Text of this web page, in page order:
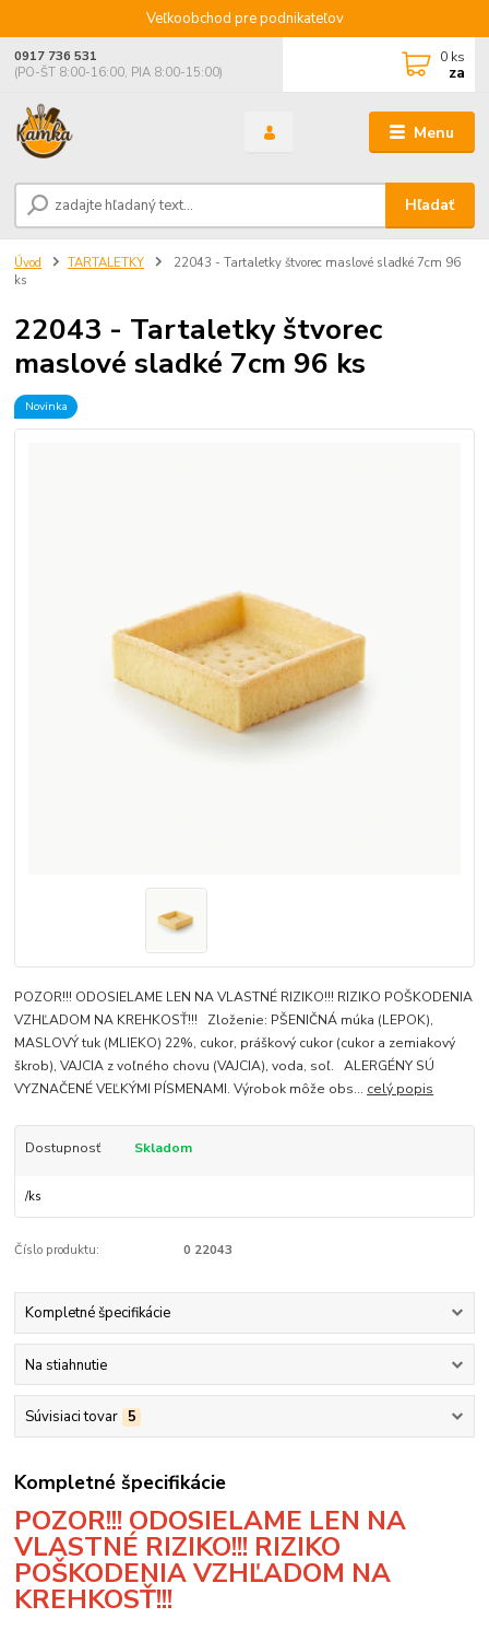
Veľkoobchod pre podnikateľov
Menu
Hľadať
0917 736 531
(PO-ŠT 8:00-16:00, PIA 8:00-15:00)
0 ks
za
Úvod TARTALETKY
22043 - Tartaletky štvorec maslové sladké 7cm 96
ks
22043 - Tartaletky štvorec
maslové sladké 7cm 96 ks
Novinka
POZOR!!! ODOSIELAME LEN NA VLASTNÉ RIZIKO!!! RIZIKO POŠKODENIA
VZHĽADOM NA KREHKOSŤ!!! Zloženie: PŠENIČNÁ múka (LEPOK),
MASLOVÝ tuk (MLIEKO) 22%, cukor, práškový cukor (cukor a zemiakový
škrob), VAJCIA z voľného chovu (VAJCIA), voda, soľ. ALERGÉNY SÚ
VYZNAČENÉ VEĽKÝMI PÍSMENAMI. Výrobok môže obs... celý popis
Dostupnosť Skladom
/ks
Číslo produktu: 0 22043
Kompletné špecifikácie
Na stiahnutie
Súvisiaci tovar 5
Kompletné špecifikácie
POZOR!!! ODOSIELAME LEN NA
VLASTNÉ RIZIKO!!! RIZIKO
POŠKODENIA VZHĽADOM NA
KREHKOSŤ!!!